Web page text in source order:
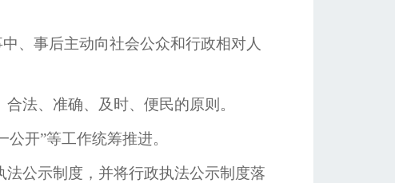
、事后主动向社会公众和行政相对人
法、准确、及时、便民的原则。
公开”等工作统筹推进。
公示制度，并将行政执法公示制度落